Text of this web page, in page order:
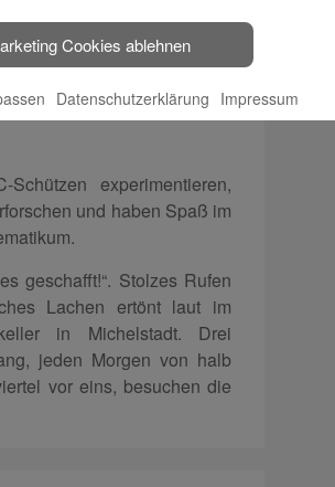
bietet
Schützen experimentieren,
und haben Spaß im
geschafft!“. Stolzes Rufen
Lachen ertönt laut im
in Michelstadt. Drei
jeden Morgen von halb
vor eins, besuchen die
Cookies ablehnen
Datenschutzerklärung Impressum